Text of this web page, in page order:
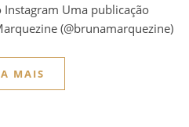
Instagram Uma publicação
(@brunamarquezine)
MAIS